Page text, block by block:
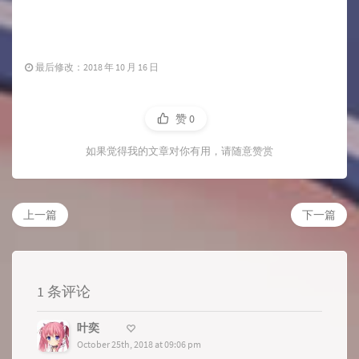
最后修改：2018 年 10 月 16 日
赞0
如果觉得我的文章对你有用，请随意赞赏
下一篇
上一篇
1 条评论
叶奕
October 25th, 2018 at 09:06 pm